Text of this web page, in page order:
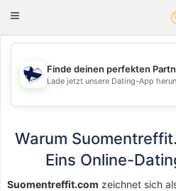
Toggle
💖
Finde deinen perfekten
Lade jetzt unsere Dating-App
Warum
Eins Online-
Suomentreffit.com zeichnet sich